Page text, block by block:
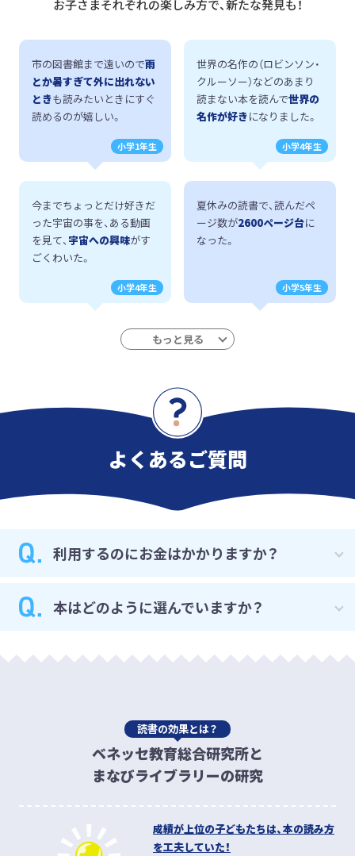
お子さまそれぞれの楽しみ方で、新たな発見も！
市の図書館まで遠いので雨
とか暑すぎて外に出れない
ときも読みたいときにすぐ
読めるのが嬉しい。
小学1年生
世界の名作の（ロビンソン・
クルーソー）などのあまり
読まない本を読んで世界の
名作が好きになりました。
小学4年生
今までちょっとだけ好きだ
った宇宙の事を、ある動画
を見て、 宇宙への興味がす
ごくわいた。
小学4年生
夏休みの読書で、読んだペ
ージ数が2600ページ台に
なった。
小学5年生
毎日寝る前の10分を読書タ
ルの本がとても多くあるの
学校の宿題の読書感想文の
だ本がとても感動した
無事書き終えることができ
ました。
もと読みたいと思えたもの
い職業の幅が広がったこと
も、まなびライブラリーの
に入った本は、自分のおこ
ので通学時
間など満員電車でも手軽に
本が読めるのがいいです。
まなびライブラリーは本の
種類が豊富で、
見られるところがいいで
す。
紙の本は読み聞かせが
ッチでまなびライブラリー
にアクセスして一人でどん
よくあるご質問
利用するのにお金はかかりますか？
進研ゼミ会員のかたは、どなたでも、「追加受講費なし」
用いただけます。毎日の学習に加えて、さらにお金をかけずに
※まなびライブラリー利用のみの有料サービスは提供しておりま
本はどのように選んでいますか？
各出版社と連携して、 学齢・発達にあった読書体験ができる作
読書の効果とは？
ベネッセ教育総合研究所と
まなびライブラリーの研究
成績が上位の子どもたちは、本の読み方
を工夫していた！